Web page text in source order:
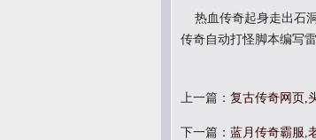
热血传奇起身走出石
传奇自动打怪脚本编写
上一篇： 复古传奇网页,
下一篇： 蓝月传奇霸服,